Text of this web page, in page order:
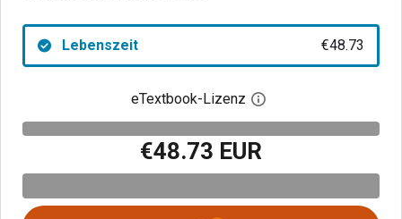
Lebenszeit €48.73
eTextbook-Lizenz Digitalen
€48.73 EUR